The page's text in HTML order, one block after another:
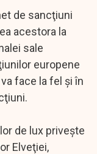
de sancţiuni
acestora la
sale
europene
face la fel şi în
de lux priveşte
Elveţiei,